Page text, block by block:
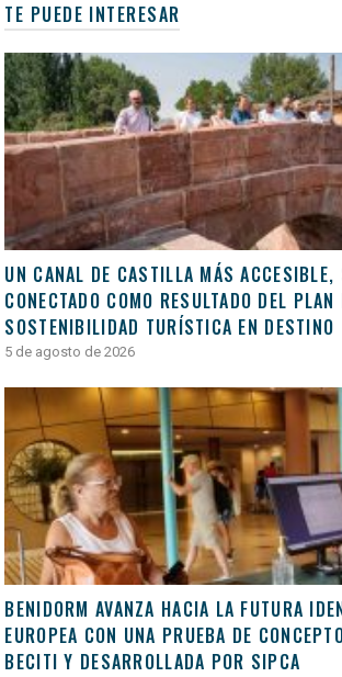
TE PUEDE INTERESAR
UN CANAL DE CASTILLA MÁS ACCESIBLE,
CONECTADO COMO RESULTADO DEL PLAN
SOSTENIBILIDAD TURÍSTICA EN DESTINO
5 de agosto de 2026
BENIDORM AVANZA HACIA LA FUTURA
EUROPEA CON UNA PRUEBA DE
BECITI Y DESARROLLADA POR SIPCA